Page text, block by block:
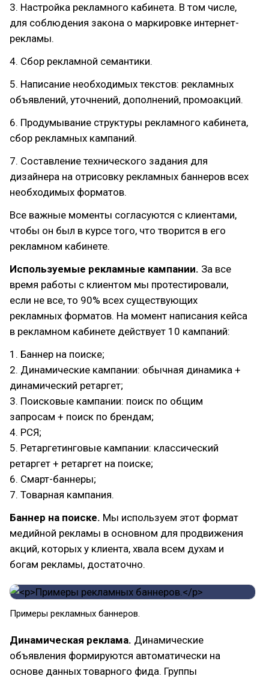
3. Настройка рекламного кабинета. В том числе,
для соблюдения закона о маркировке интернет-
рекламы.
4. Сбор рекламной семантики.
5. Написание необходимых текстов: рекламных
объявлений, уточнений, дополнений, промоакций.
6. Продумывание структуры рекламного кабинета,
сбор рекламных кампаний.
7. Составление технического задания для
дизайнера на отрисовку рекламных баннеров всех
необходимых форматов.
Все важные моменты согласуются с клиентами,
чтобы он был в курсе того, что творится в его
рекламном кабинете.
Используемые рекламные кампании. За все
время работы с клиентом мы протестировали,
если не все, то 90% всех существующих
рекламных форматов. На момент написания кейса
в рекламном кабинете действует 10 кампаний:
1. Баннер на поиске;
2. Динамические кампании: обычная динамика +
динамический ретаргет;
3. Поисковые кампании: поиск по общим
запросам + поиск по брендам;
4. РСЯ;
5. Ретаргетинговые кампании: классический
ретаргет + ретаргет на поиске;
6. Смарт-баннеры;
7. Товарная кампания.
Баннер на поиске. Мы используем этот формат
медийной рекламы в основном для продвижения
акций, которых у клиента, хвала всем духам и
богам рекламы, достаточно.
Примеры рекламных баннеров.
Динамическая реклама. Динамические
объявления формируются автоматически на
основе данных товарного фида. Группы